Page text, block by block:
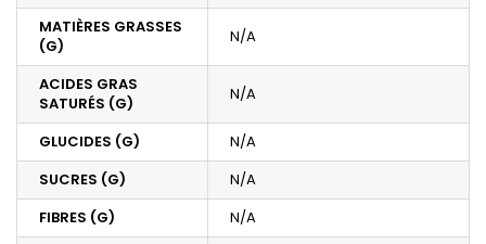
MATIÈRES GRASSES
(G)
N/A
ACIDES GRAS
SATURÉS (G)
N/A
GLUCIDES (G)
N/A
SUCRES (G)
N/A
FIBRES (G)
N/A